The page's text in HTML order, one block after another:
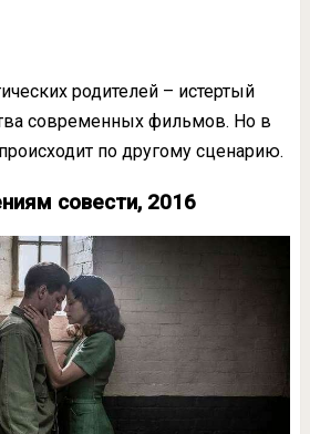
родителей – истертый
современных фильмов. Но в
по другому сценарию.
совести, 2016